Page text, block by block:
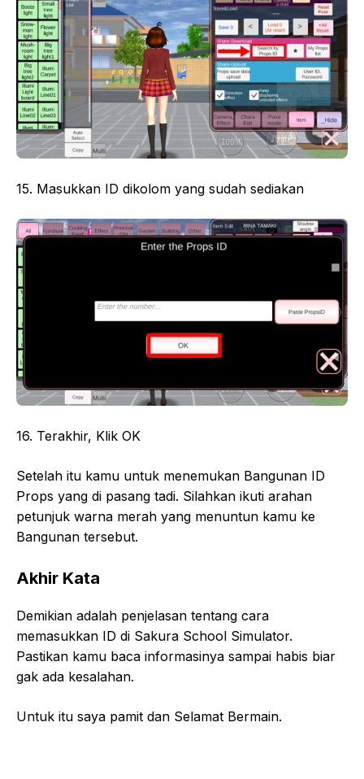
15. Masukkan ID dikolom yang sudah sediakan
16. Terakhir, Klik OK
Setelah itu kamu untuk menemukan Bangunan ID
Props yang di pasang tadi. Silahkan ikuti arahan
petunjuk warna merah yang menuntun kamu ke
Bangunan tersebut.
Akhir Kata
Demikian adalah penjelasan tentang cara
memasukkan ID di Sakura School Simulator.
Pastikan kamu baca informasinya sampai habis biar
gak ada kesalahan.
Untuk itu saya pamit dan Selamat Bermain.